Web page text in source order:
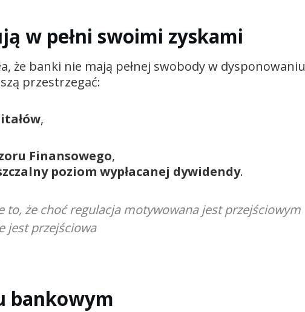
w pełni swoimi zyskami
że banki nie mają pełnej swobody w dysponowaniu
przestrzegać:
,
Finansowego,
poziom wypłacanej dywidendy.
to, że choć regulacja motywowana jest przejściowym
jest przejściowa
bankowym